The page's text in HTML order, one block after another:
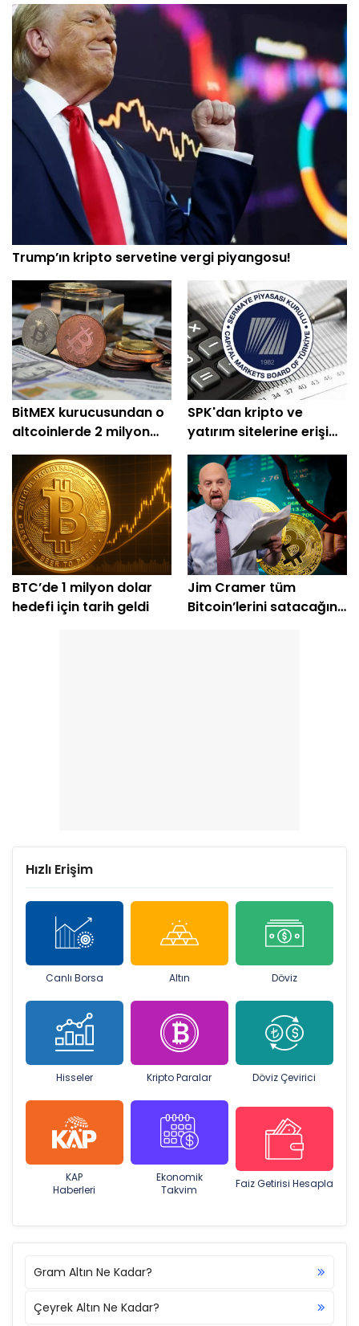
Trump’ın kripto servetine vergi piyangosu!
BitMEX kurucusundan o
altcoinlerde 2 milyon
dolarlık alım
SPK'dan kripto ve
yatırım sitelerine erişim
engeli
BTC’de 1 milyon dolar
hedefi için tarih geldi
Jim Cramer tüm
Bitcoin’lerini satacağını
Hızlı Erişim
Canlı Borsa Altın Döviz
Hisseler Kripto Paralar Döviz Çevirici
KAP
Haberleri
Ekonomik
Takvim
Faiz Getirisi Hesapla
Gram Altın Ne Kadar?
Çeyrek Altın Ne Kadar?